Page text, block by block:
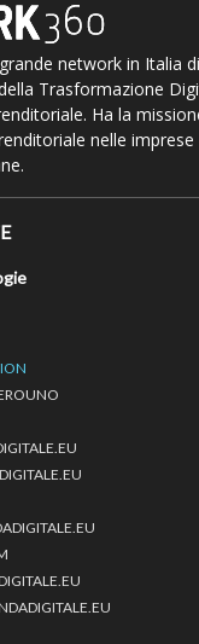
network in Italia
Trasformazione
Ha la
nelle imprese